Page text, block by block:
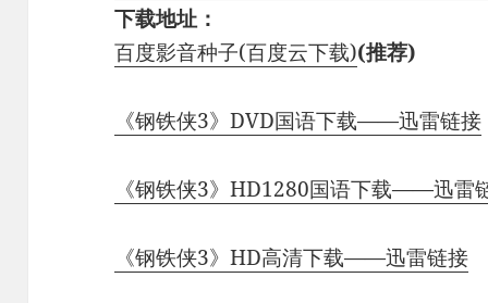
下载地址：
百度影音种子(百度云下载)(推荐)
《钢铁侠3》DVD国语下载——迅雷链接
《钢铁侠3》HD1280国语下载——迅雷
《钢铁侠3》HD高清下载——迅雷链接